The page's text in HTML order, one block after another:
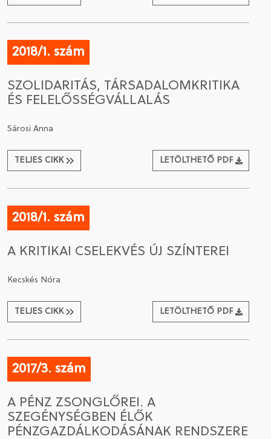
2018/1. szám
SZOLIDARITÁS, TÁRSADALOMKRITIKA
ÉS FELELŐSSÉGVÁLLALÁS
Sárosi Anna
TELJES CIKK LETÖLTHETŐ PDF
2018/1. szám
A KRITIKAI CSELEKVÉS ÚJ SZÍNTEREI
Kecskés Nóra
TELJES CIKK LETÖLTHETŐ PDF
2017/3. szám
A PÉNZ ZSONGLŐREI. A
SZEGÉNYSÉGBEN ÉLŐK
PÉNZGAZDÁLKODÁSÁNAK RENDSZERE